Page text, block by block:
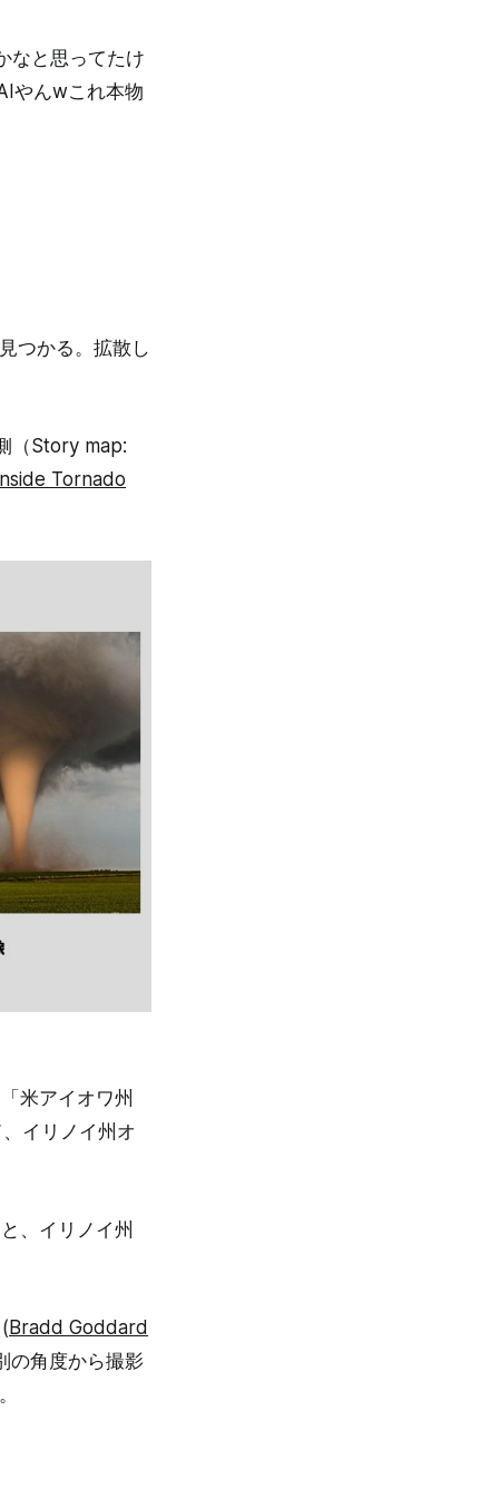
なと思ってたけ
やんwこれ本物
つかる。拡散し
（Story map:
Tornado
米アイオワ州
イリノイ州オ
、イリノイ州
Bradd Goddard
の角度から撮影